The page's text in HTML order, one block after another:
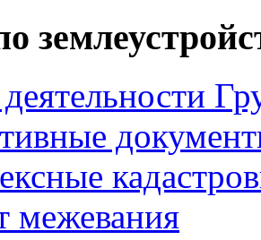
межевания